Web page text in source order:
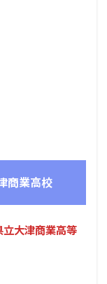
商業高校
立大津商業高等